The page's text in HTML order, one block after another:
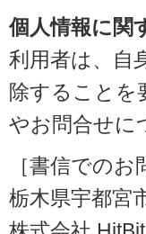
個人情報に関
利用者は、自
除することを
やお問合せに
［書信でのお
栃木県宇都宮